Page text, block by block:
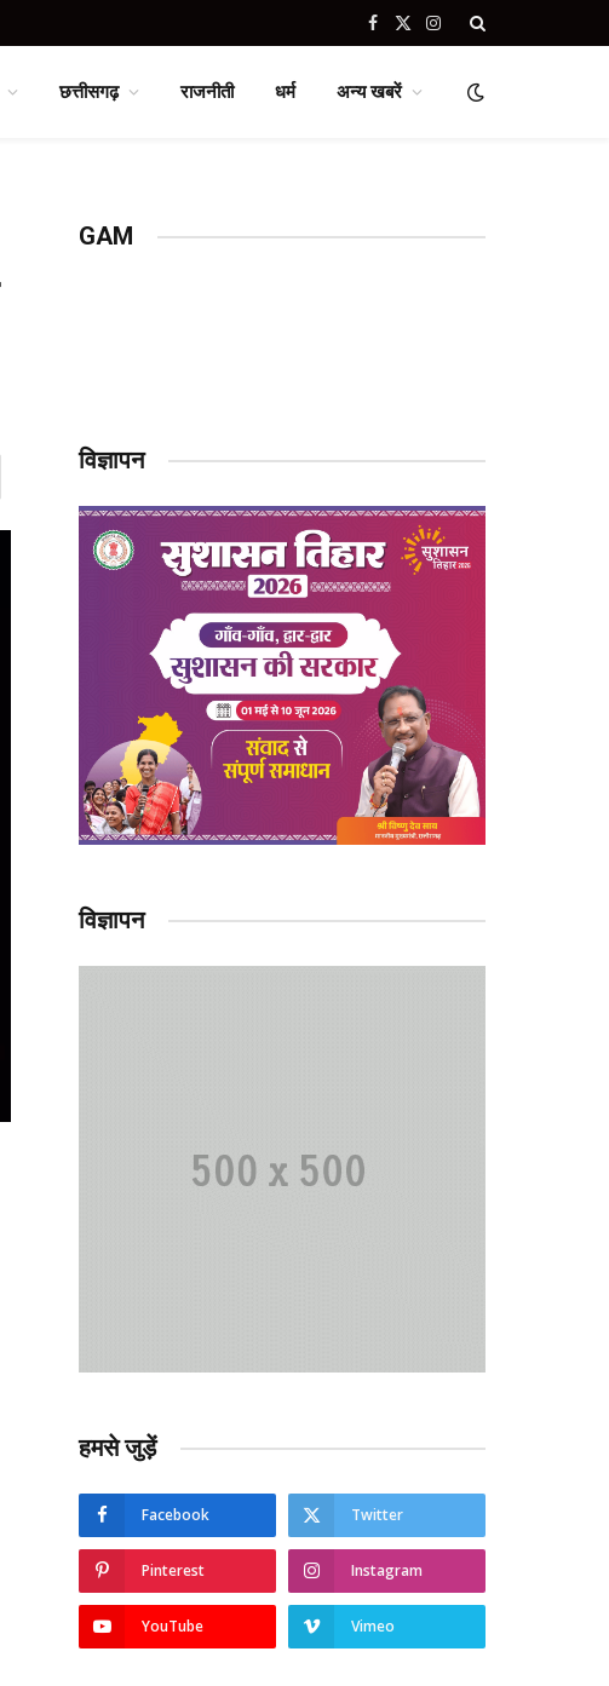
Facebook
X
Instagram
छत्तीसगढ़ राजनीती धर्म अन्य खबरें
GAM
विज्ञापन
विज्ञापन
हमसे जुड़ें
Facebook Twitter
Pinterest Instagram
YouTube Vimeo